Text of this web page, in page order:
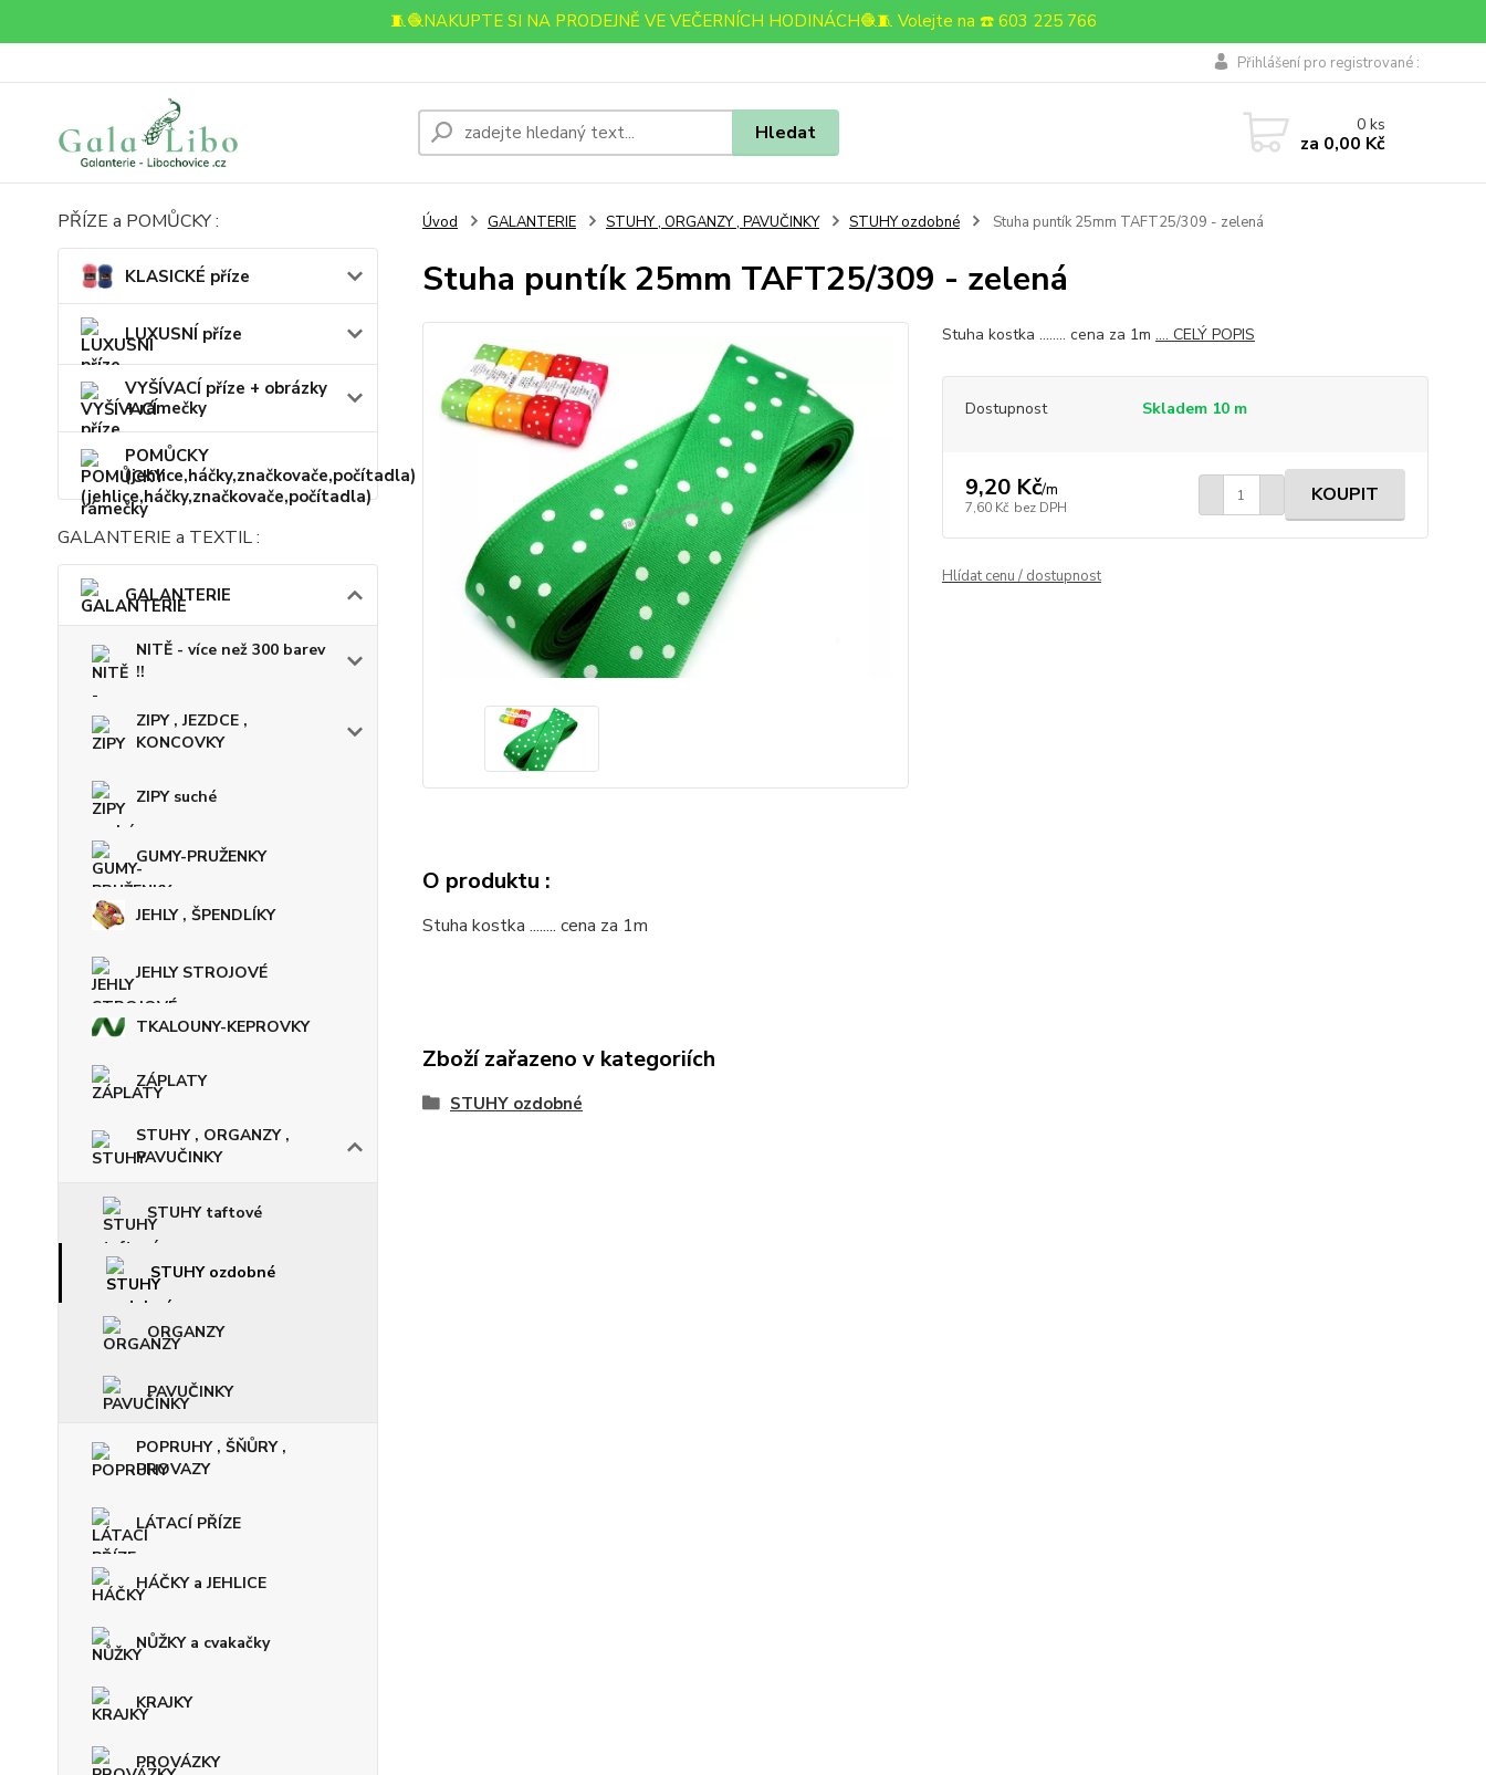
🧵🧶NAKUPTE SI NA PRODEJNĚ VE VEČERNÍCH HODINÁCH🧶🧵 Volejte na ☎️ 603 225 766
Přihlášení pro registrované :
Hledat 0ks
za 0,00 Kč
PŘÍZE a POMŮCKY :
KLASICKÉ příze
LUXUSNÍ příze
VYŠÍVACÍ příze + obrázky
+ rámečky
POMŮCKY
(jehlice,háčky,značkovače,počítadla)
GALANTERIE a TEXTIL :
GALANTERIE
NITĚ - více než 300 barev
!!
ZIPY , JEZDCE ,
KONCOVKY
ZIPY suché
GUMY-PRUŽENKY
JEHLY , ŠPENDLÍKY
JEHLY STROJOVÉ
TKALOUNY-KEPROVKY
ZÁPLATY
STUHY , ORGANZY ,
PAVUČINKY
STUHY taftové
STUHY ozdobné
ORGANZY
PAVUČINKY
POPRUHY , ŠŇŮRY ,
PROVAZY
LÁTACÍ PŘÍZE
HÁČKY a JEHLICE
NŮŽKY a cvakačky
KRAJKY
PROVÁZKY
Úvod GALANTERIE STUHY , ORGANZY , PAVUČINKY STUHY ozdobné Stuha puntík 25mm TAFT25/309 - zelená
Stuha puntík 25mm TAFT25/309 - zelená
Stuha kostka ........ cena za 1m .... CELÝ POPIS
Dostupnost Skladem 10 m
9,20 Kč/m
7,60 Kč bez DPH
KOUPIT
Hlídat cenu / dostupnost
O produktu :
Stuha kostka ........ cena za 1m
Zboží zařazeno v kategoriích
STUHY ozdobné